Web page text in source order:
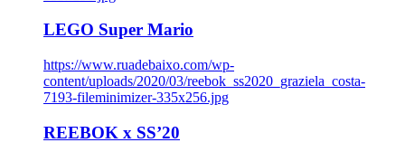
LEGO Super Mario
https://www.ruadebaixo.com/wp-
content/uploads/2020/03/reebok_ss2020_graziela_costa-
7193-fileminimizer-335x256.jpg
REEBOK x SS’20